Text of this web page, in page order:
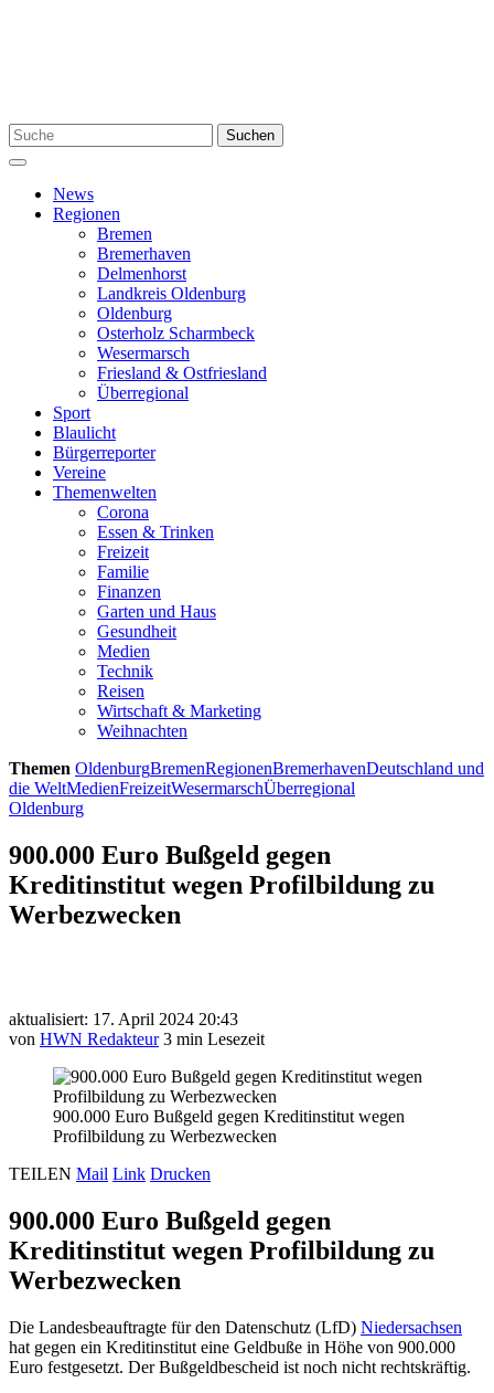
Suchen
nach:
Suchen
Menü
News
Regionen
Bremen
Bremerhaven
Delmenhorst
Landkreis Oldenburg
Oldenburg
Osterholz Scharmbeck
Wesermarsch
Friesland & Ostfriesland
Überregional
Sport
Blaulicht
Bürgerreporter
Vereine
Themenwelten
Corona
Essen & Trinken
Freizeit
Familie
Finanzen
Garten und Haus
Gesundheit
Medien
Technik
Reisen
Wirtschaft & Marketing
Weihnachten
Themen OldenburgBremenRegionenBremerhavenDeutschland und
die WeltMedienFreizeitWesermarschÜberregional
Oldenburg
900.000 Euro Bußgeld gegen
Kreditinstitut wegen Profilbildung zu
Werbezwecken
aktualisiert: 17. April 2024 20:43
von HWN Redakteur 3 min Lesezeit
900.000 Euro Bußgeld gegen Kreditinstitut wegen
Profilbildung zu Werbezwecken
TEILEN Mail Link Drucken
900.000 Euro Bußgeld gegen
Kreditinstitut wegen Profilbildung zu
Werbezwecken
Die Landesbeauftragte für den Datenschutz (LfD) Niedersachsen
hat gegen ein Kreditinstitut eine Geldbuße in Höhe von 900.000
Euro festgesetzt. Der Bußgeldbescheid ist noch nicht rechtskräftig.